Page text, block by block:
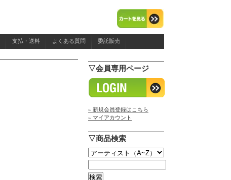
支払・送料 よくある質問 委託販売
▽会員専用ページ
» 新規会員登録はこちら
» マイアカウント
▽商品検索